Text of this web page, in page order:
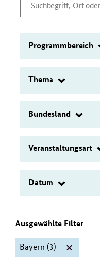
Suchbegriff
Filter
Programmbereich
Filter
Thema
Filter
Bundesland
Filter
Veranstaltungsart
Filter
Datum
Ausgewählte Filter
Bayern (3)
Filter